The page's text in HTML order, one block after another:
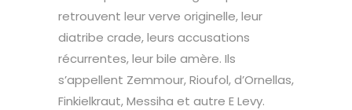
retrouvent leur verve originelle, leur
diatribe crade, leurs accusations
récurrentes, leur bile amère. Ils
s’appellent Zemmour, Rioufol, d’Ornellas,
Finkielkraut, Messiha et autre E Levy.